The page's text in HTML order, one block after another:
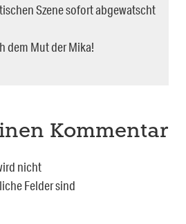
Szene sofort abgewatscht
dem Mut der Mika!
Kommentar
nicht
Felder sind